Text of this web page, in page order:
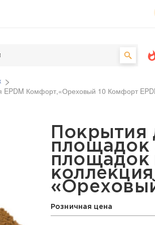
EPDM Комфорт,«Ореховый 10 Комфорт
Для
Покрытия
площадок
площадок
Розничная цена